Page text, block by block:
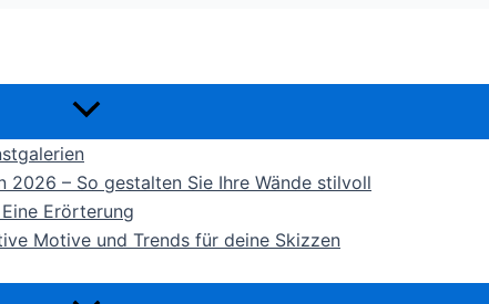
2026 – So gestalten Sie Ihre Wände stilvoll
Erörterung
Motive und Trends für deine Skizzen